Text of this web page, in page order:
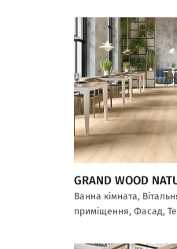
GRAND WOOD
Ванна кімната,
приміщення, Фасад,